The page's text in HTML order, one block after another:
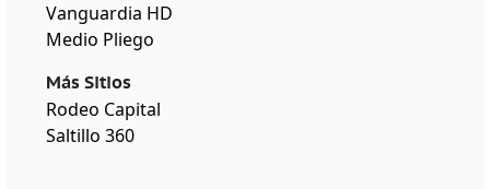
Vanguardia HD
Medio Pliego
Más Sitios
Rodeo Capital
Saltillo 360